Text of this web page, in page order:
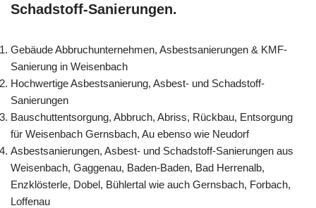
Schadstoff-Sanierungen.
Gebäude Abbruchunternehmen, Asbestsanierungen & KMF-
Sanierung in Weisenbach
Hochwertige Asbestsanierung, Asbest- und Schadstoff-
Sanierungen
Bauschuttentsorgung, Abbruch, Abriss, Rückbau, Entsorgung
für Weisenbach Gernsbach, Au ebenso wie Neudorf
Asbestsanierungen, Asbest- und Schadstoff-Sanierungen aus
Weisenbach, Gaggenau, Baden-Baden, Bad Herrenalb,
Enzklösterle, Dobel, Bühlertal wie auch Gernsbach, Forbach,
Loffenau